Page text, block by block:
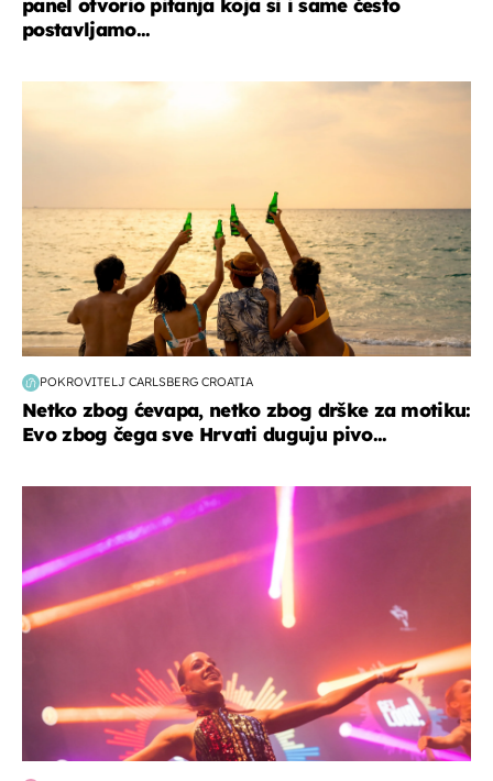
panel otvorio pitanja koja si i same često
postavljamo...
POKROVITELJ CARLSBERG CROATIA
Netko zbog ćevapa, netko zbog drške za motiku:
Evo zbog čega sve Hrvati duguju pivo...